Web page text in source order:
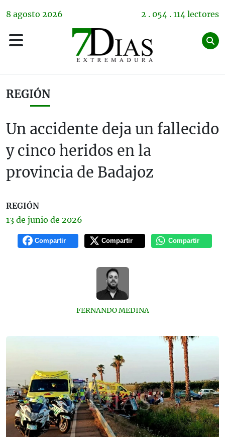
8 agosto 2026 2 . 054 . 114 lectores
REGIÓN
Un accidente deja un fallecido
y cinco heridos en la
provincia de Badajoz
REGIÓN
13 de junio de 2026
Compartir Compartir Compartir
FERNANDO MEDINA